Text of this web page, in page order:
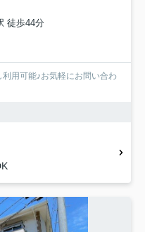
徒歩44分
用可能♪お気軽にお問い合わ